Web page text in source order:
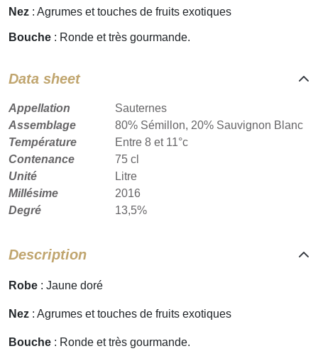
Nez : Agrumes et touches de fruits exotiques
Bouche : Ronde et très gourmande.
Data sheet
Appellation
Sauternes
Assemblage
80% Sémillon, 20% Sauvignon Blanc
Température
Entre 8 et 11°c
Contenance
75 cl
Unité
Litre
Millésime
2016
Degré
13,5%
Description
Robe : Jaune doré
Nez : Agrumes et touches de fruits exotiques
Bouche : Ronde et très gourmande.